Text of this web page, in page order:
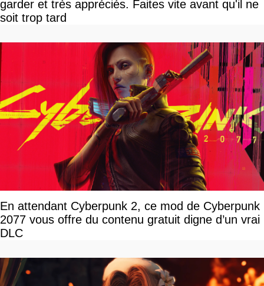
garder et très appréciés. Faites vite avant qu'il ne
soit trop tard
En attendant Cyberpunk 2, ce mod de Cyberpunk
2077 vous offre du contenu gratuit digne d’un vrai
DLC